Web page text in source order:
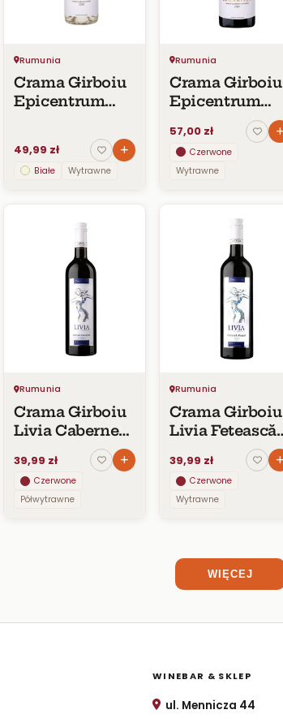
Rumunia
Crama Girboiu
Epicentrum
Muscat Ottonel
DOC 2020
49,99 zł
Białe Wytrawne
Rumunia
Crama Girboiu
Epicentrum
Cabernet
Sauvignon DOC
2017
57,00 zł
Czerwone
Wytrawne
Rumunia
Crama Girboiu
Livia Cabernet
Sauvignon DOC
2018
39,99 zł
Czerwone
Półwytrawne
Rumunia
Crama Girboiu
Livia Fetească
Neagră DOC
2018
39,99 zł
Czerwone
Wytrawne
WIĘCEJ
WINEBAR & SKLEP
ul. Mennicza 44